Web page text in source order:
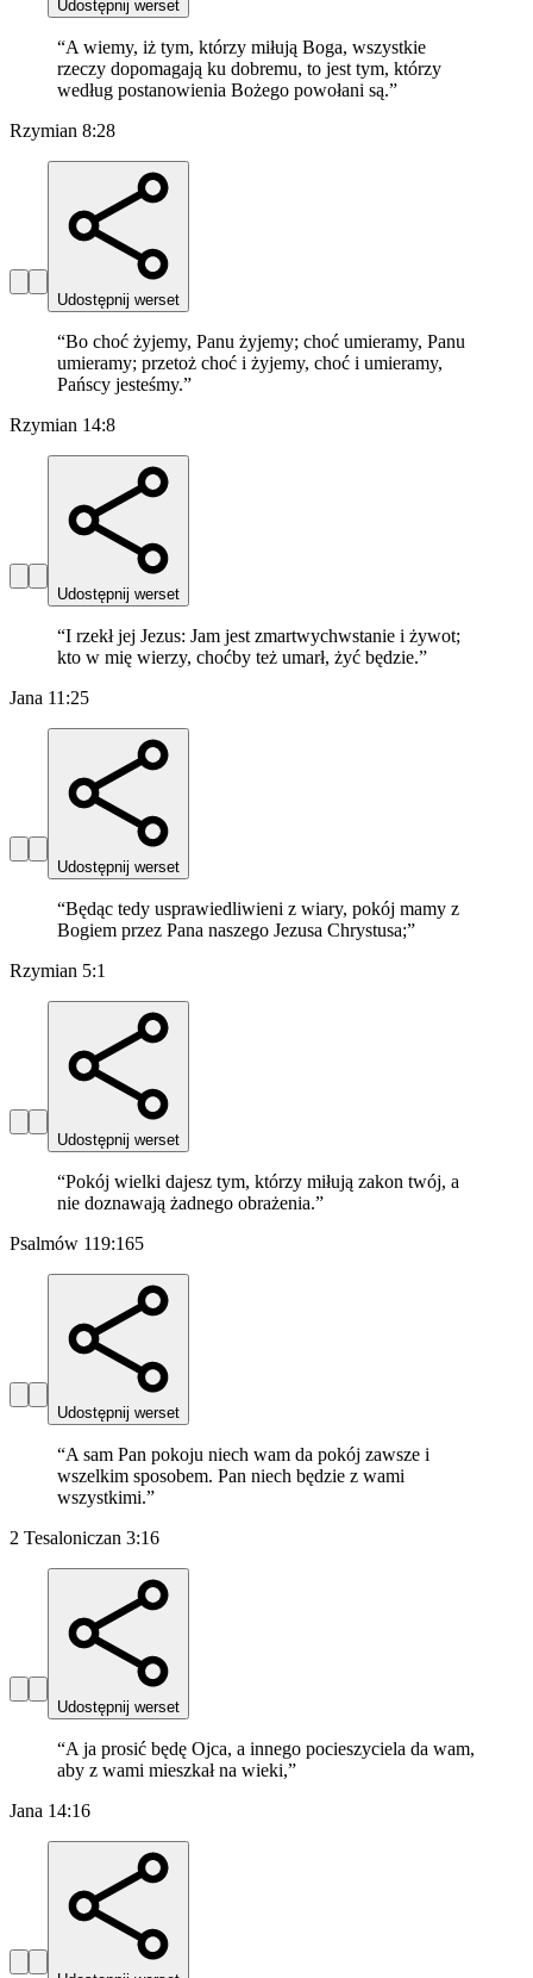
Udostępnij werset
“A wiemy, iż tym, którzy miłują Boga, wszystkie
rzeczy dopomagają ku dobremu, to jest tym, którzy
według postanowienia Bożego powołani są.”
Rzymian 8:28
Udostępnij werset
“Bo choć żyjemy, Panu żyjemy; choć umieramy, Panu
umieramy; przetoż choć i żyjemy, choć i umieramy,
Pańscy jesteśmy.”
Rzymian 14:8
Udostępnij werset
“I rzekł jej Jezus: Jam jest zmartwychwstanie i żywot;
kto w mię wierzy, choćby też umarł, żyć będzie.”
Jana 11:25
Udostępnij werset
“Będąc tedy usprawiedliwieni z wiary, pokój mamy z
Bogiem przez Pana naszego Jezusa Chrystusa;”
Rzymian 5:1
Udostępnij werset
“Pokój wielki dajesz tym, którzy miłują zakon twój, a
nie doznawają żadnego obrażenia.”
Psalmów 119:165
Udostępnij werset
“A sam Pan pokoju niech wam da pokój zawsze i
wszelkim sposobem. Pan niech będzie z wami
wszystkimi.”
2 Tesaloniczan 3:16
Udostępnij werset
“A ja prosić będę Ojca, a innego pocieszyciela da wam,
aby z wami mieszkał na wieki,”
Jana 14:16